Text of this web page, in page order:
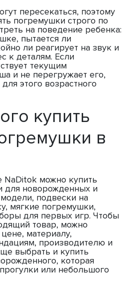
пересекаться, поэтому
погремушки строго по
на поведение ребенка:
пытается ли
ли реагирует на звук и
к деталям. Если
текущим
и не перегружает его,
этого возрастного
купить
в
NaDitok можно купить
для новорожденных и
подвески на
мягкие погремушки,
для первых игр. Чтобы
товар, можно
материалу,
производителю и
выбрать и купить
которая
или небольшого